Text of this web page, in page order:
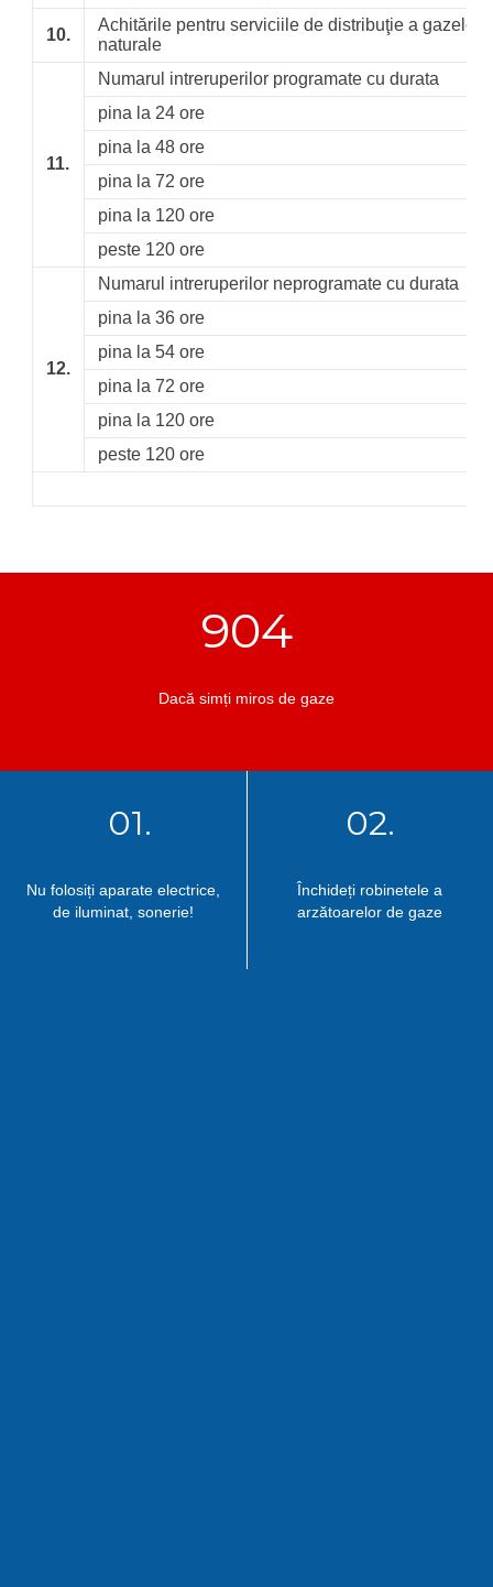
10.
Achitările pentru serviciile de distribuţie a gazelor
naturale
11.
Numarul intreruperilor programate cu durata
pina la 24 ore
pina la 48 ore
pina la 72 ore
pina la 120 ore
peste 120 ore
12.
Numarul intreruperilor neprogramate cu durata
pina la 36 ore
pina la 54 ore
pina la 72 ore
pina la 120 ore
peste 120 ore
904
Dacă simți miros de gaze
01.
Nu folosiți aparate electrice,
de iluminat, sonerie!
02.
Închideți robinetele a
arzătoarelor de gaze